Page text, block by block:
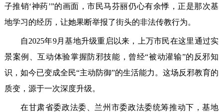
子推销‘神药’”的画面，市民马芬丽仍心有余悸，正是那次基
地学习的经历，让她果断举报了街头的非法传教行为。
自2025年9月基地升级重启以来，上万市民在这里通过实
景案例、互动体验掌握防邪技能，曾经“被动灌输”的反邪知
识，如今已变成全民“主动防御”的生活能力。这场反邪教育的
质变，源于一次深度升级。
在甘肃省委政法委、兰州市委政法委统筹推动下，基地